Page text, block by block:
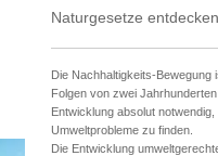
Naturgesetze
Die Nachhaltigkeits-
Folgen von zwei
Entwicklung absolut
Umweltprobleme zu finden.
Die Entwicklung